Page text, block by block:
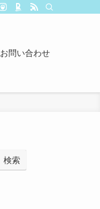
お問い合わせ
検索